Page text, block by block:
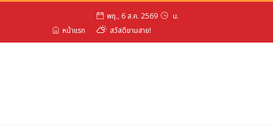
หมวดหมู่ หน้าแรก
พฤ., 6 ส.ค. 2569
น.
สวัสดียามสาย!